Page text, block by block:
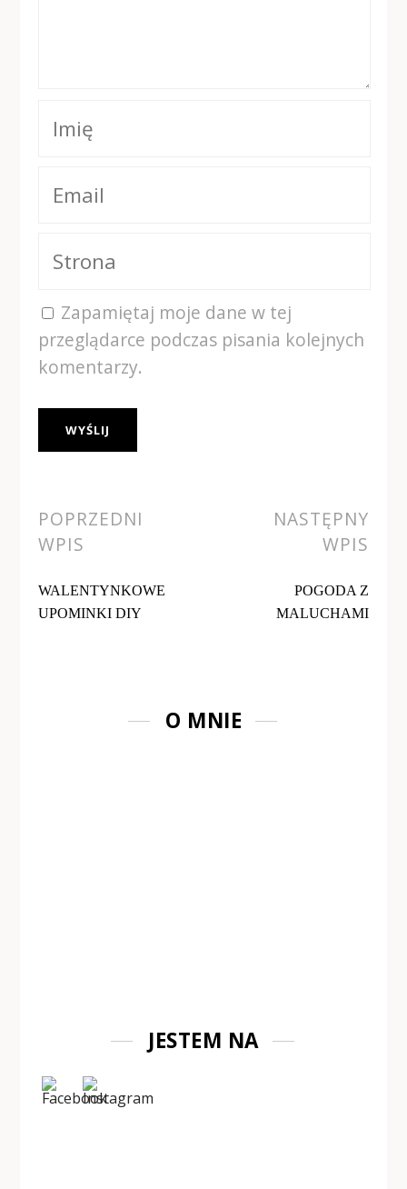
Zapamiętaj moje dane w tej
przeglądarce podczas pisania kolejnych
komentarzy.
POPRZEDNI
WPIS
WALENTYNKOWE
UPOMINKI DIY
NASTĘPNY
WPIS
POGODA Z
MALUCHAMI
O MNIE
JESTEM NA